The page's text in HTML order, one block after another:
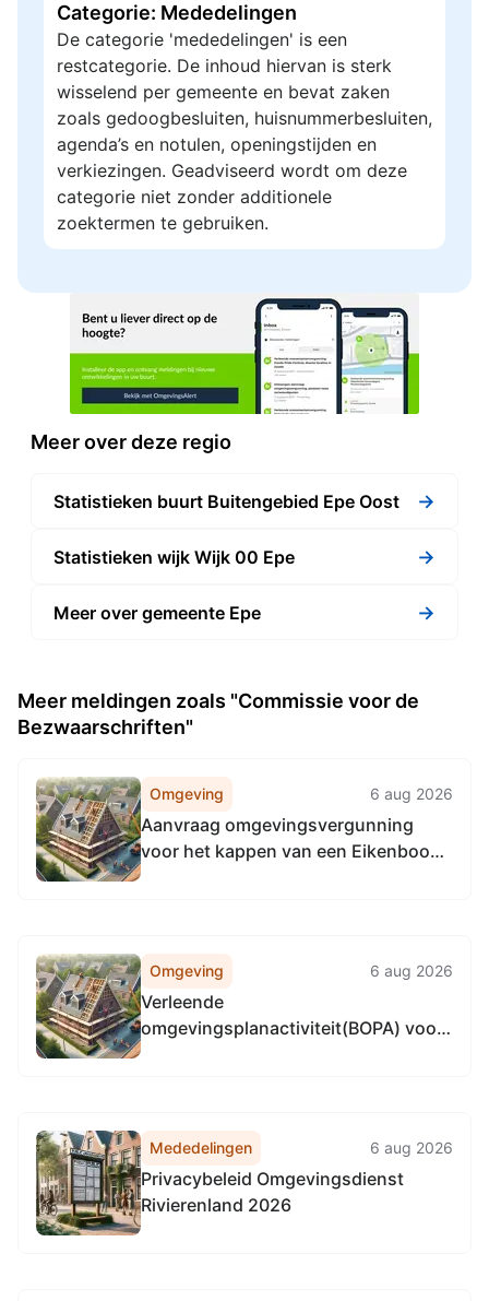
Categorie: Mededelingen
De categorie 'mededelingen' is een
restcategorie. De inhoud hiervan is sterk
wisselend per gemeente en bevat zaken
zoals gedoogbesluiten, huisnummerbesluiten,
agenda’s en notulen, openingstijden en
verkiezingen. Geadviseerd wordt om deze
categorie niet zonder additionele
zoektermen te gebruiken.
Meer over deze regio
Statistieken buurt Buitengebied Epe Oost →
Statistieken wijk Wijk 00 Epe →
Meer over gemeente Epe →
Meer meldingen zoals "Commissie voor de
Bezwaarschriften"
Omgeving 6 aug 2026
Aanvraag omgevingsvergunning
voor het kappen van een Eikenboom
Omgeving 6 aug 2026
Verleende
omgevingsplanactiviteit(BOPA) voor
Mededelingen 6 aug 2026
Privacybeleid Omgevingsdienst
Rivierenland 2026